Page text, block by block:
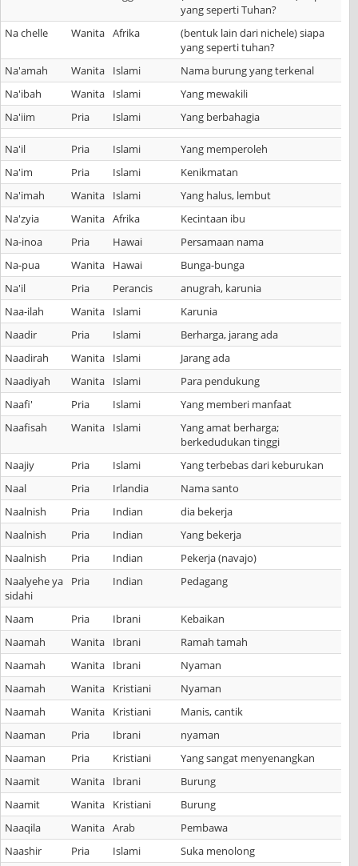
yang seperti Tuhan?
Na chelle
Wanita Afrika
(bentuk lain dari nichele) siapa
yang seperti tuhan?
Na'amah
Wanita Islami
Nama burung yang terkenal
Na'ibah
Wanita Islami
Yang mewakili
Na'iim
Pria Islami Yang berbahagia
Na'il Pria Islami
Yang memperoleh
Na'im
Pria Islami
Kenikmatan
Na'imah
Wanita Islami
Yang halus, lembut
Na'zyia
Wanita Afrika
Kecintaan ibu
Na-inoa
Pria Hawai
Persamaan nama
Na-pua
Wanita Hawai
Bunga-bunga
Na'il
Pria Perancis
anugrah, karunia
Naa-ilah
Wanita Islami
Karunia
Naadir
Pria Islami
Berharga, jarang ada
Naadirah
Wanita Islami
Jarang ada
Naadiyah
Wanita Islami
Para pendukung
Naafi'
Pria Islami
Yang memberi manfaat
Naafisah
Wanita Islami
Yang amat berharga;
berkedudukan tinggi
Naajiy
Pria Islami
Yang terbebas dari keburukan
Naal
Pria Irlandia
Nama santo
Naalnish
Pria Indian
dia bekerja
Naalnish
Pria Indian
Yang bekerja
Naalnish
Pria Indian
Pekerja (navajo)
Naalyehe ya
sidahi
Pria Indian Pedagang
Naam Pria Ibrani
Kebaikan
Naamah
Wanita Ibrani
Ramah tamah
Naamah
Wanita Ibrani
Nyaman
Naamah
Wanita Kristiani
Nyaman
Naamah
Wanita Kristiani
Manis, cantik
Naaman
Pria Ibrani
nyaman
Naaman
Pria Kristiani
Yang sangat menyenangkan
Naamit
Wanita Ibrani
Burung
Naamit
Wanita Kristiani
Burung
Naaqila
Wanita Arab
Pembawa
Naashir
Pria Islami
Suka menolong